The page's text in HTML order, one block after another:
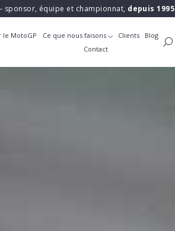
équipe et championnat, depuis 1995
le MotoGP Ce que nous faisons Clients
Blog
Contact